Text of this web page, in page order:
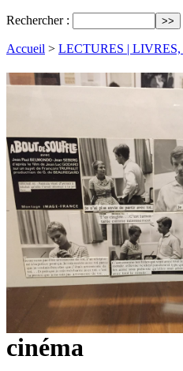
Rechercher :
Accueil > LECTURES |
cinéma